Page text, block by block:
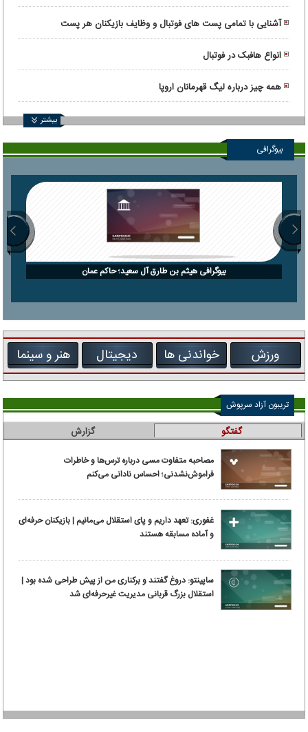
آشنایی با تمامی پست های فوتبال و وظایف بازیکنان هر پست
انواع هافبک در فوتبال
همه چیز درباره لیگ قهرمانان اروپا
بیشتر
بیوگرافی
بیوگرافی هیثم بن طارق آل سعید؛ حاکم عمان
ورزش خواندنی ها دیجیتال هنر و سینما
تریبون آزاد سرپوش
گفتگو گزارش
مصاحبه متفاوت مسی درباره ترس‌ها و خاطرات
فراموش‌نشدنی؛ احساس نادانی می‌کنم
غفوری: تعهد داریم و پای استقلال می‌مانیم | بازیکنان حرفه‌ای
و آماده مسابقه هستند
ساپینتو: دروغ گفتند و برکناری من از پیش طراحی شده بود |
استقلال بزرگ قربانی مدیریت غیرحرفه‌ای شد